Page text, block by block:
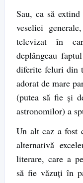
Sau, ca să
veseliei
televizat în
deplângeau
diferite feluri din
adorat de mare
(putea să fie și
astronomilor) a
Un alt caz a fost
alternativă
literare, care a
să fie văzuți în